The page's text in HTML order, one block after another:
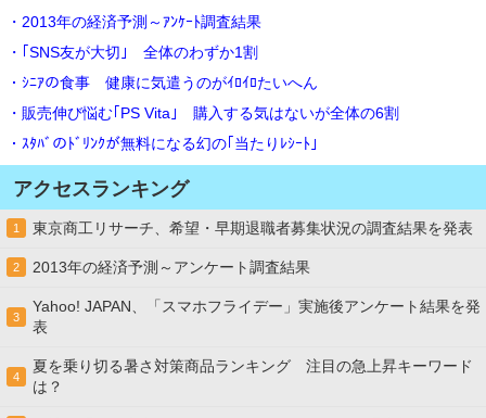
・2013年の経済予測～ｱﾝｹｰﾄ調査結果
・｢SNS友が大切｣ 全体のわずか1割
・ｼﾆｱの食事 健康に気遣うのがｲﾛｲﾛたいへん
・販売伸び悩む｢PS Vita｣ 購入する気はないが全体の6割
・ｽﾀﾊﾞのﾄﾞﾘﾝｸが無料になる幻の｢当たりﾚｼｰﾄ｣
アクセスランキング
1 東京商工リサーチ、希望・早期退職者募集状況の調査結果を発表
2 2013年の経済予測～アンケート調査結果
3
Yahoo! JAPAN、「スマホフライデー」実施後アンケート結果を発
表
4
夏を乗り切る暑さ対策商品ランキング 注目の急上昇キーワード
は？